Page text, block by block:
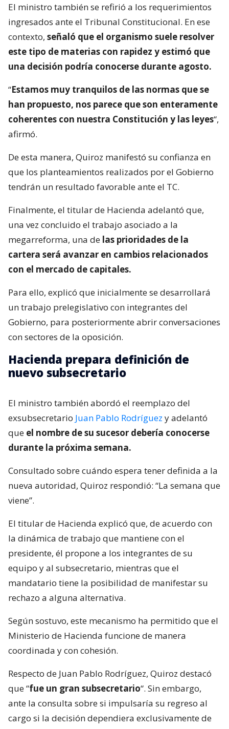
El ministro también se refirió a los requerimientos
ingresados ante el Tribunal Constitucional. En ese
contexto, señaló que el organismo suele resolver
este tipo de materias con rapidez y estimó que
una decisión podría conocerse durante agosto.
“Estamos muy tranquilos de las normas que se
han propuesto, nos parece que son enteramente
coherentes con nuestra Constitución y las leyes“,
afirmó.
De esta manera, Quiroz manifestó su confianza en
que los planteamientos realizados por el Gobierno
tendrán un resultado favorable ante el TC.
Finalmente, el titular de Hacienda adelantó que,
una vez concluido el trabajo asociado a la
megarreforma, una de las prioridades de la
cartera será avanzar en cambios relacionados
con el mercado de capitales.
Para ello, explicó que inicialmente se desarrollará
un trabajo prelegislativo con integrantes del
Gobierno, para posteriormente abrir conversaciones
con sectores de la oposición.
Hacienda prepara definición de
nuevo subsecretario
El ministro también abordó el reemplazo del
exsubsecretario Juan Pablo Rodríguez y adelantó
que el nombre de su sucesor debería conocerse
durante la próxima semana.
Consultado sobre cuándo espera tener definida a la
nueva autoridad, Quiroz respondió: “La semana que
viene”.
El titular de Hacienda explicó que, de acuerdo con
la dinámica de trabajo que mantiene con el
presidente, él propone a los integrantes de su
equipo y al subsecretario, mientras que el
mandatario tiene la posibilidad de manifestar su
rechazo a alguna alternativa.
Según sostuvo, este mecanismo ha permitido que el
Ministerio de Hacienda funcione de manera
coordinada y con cohesión.
Respecto de Juan Pablo Rodríguez, Quiroz destacó
que “fue un gran subsecretario“. Sin embargo,
ante la consulta sobre si impulsaría su regreso al
cargo si la decisión dependiera exclusivamente de